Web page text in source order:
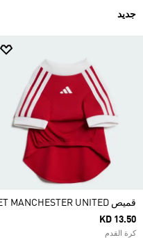
جديد
قميص PET MANCHESTER UNITED
KD 13.50
كرة القدم